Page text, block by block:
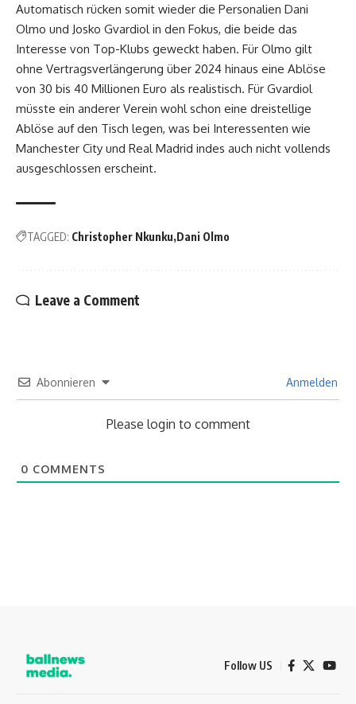
Automatisch rücken somit wieder die Personalien Dani
Olmo und Josko Gvardiol in den Fokus, die beide das
Interesse von Top-Klubs geweckt haben. Für Olmo gilt
ohne Vertragsverlängerung über 2024 hinaus eine Ablöse
von 30 bis 40 Millionen Euro als realistisch. Für Gvardiol
müsste ein anderer Verein wohl schon eine dreistellige
Ablöse auf den Tisch legen, was bei Interessenten wie
Manchester City und Real Madrid indes auch nicht vollends
ausgeschlossen erscheint.
TAGGED: Christopher Nkunku Dani Olmo
Leave a Comment
Abonnieren Anmelden
Please login to comment
0 COMMENTS
Follow US